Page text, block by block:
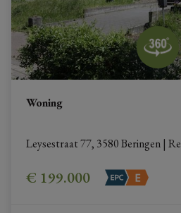
Woning
Leysestraat 77, 3580 Beringen |
€ 199.000